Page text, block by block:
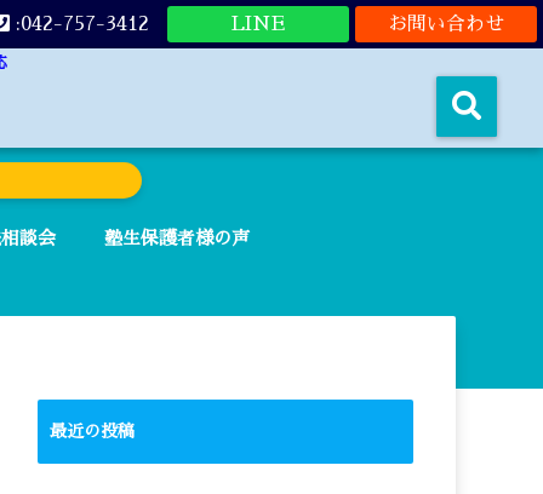
お問い合わせ
LINE
:042-757-3412
談会 塾生保護者様の声
最近の投稿